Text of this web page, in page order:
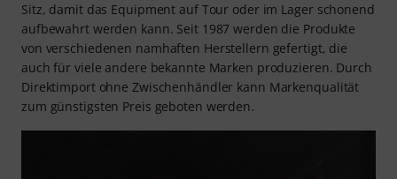
Sitz, damit das Equipment auf Tour oder im Lager schonend
aufbewahrt werden kann. Seit 1987 werden die Produkte
von verschiedenen namhaften Herstellern gefertigt, die
auch für viele andere bekannte Marken produzieren. Durch
Direktimport ohne Zwischenhändler kann Markenqualität
zum günstigsten Preis geboten werden.